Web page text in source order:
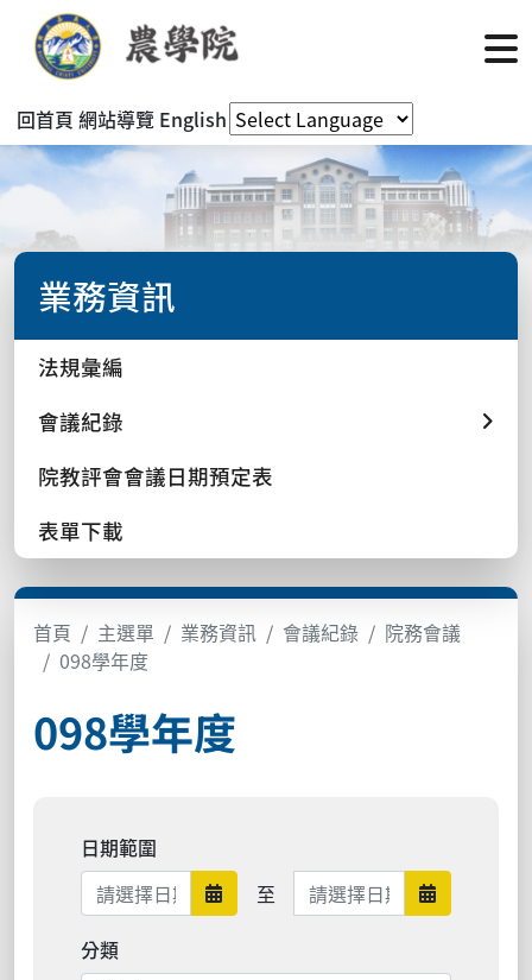
回首頁 網站導覽 English
業務資訊
法規彙編
會議紀錄
院教評會會議日期預定表
表單下載
首頁 主選單 業務資訊 會議紀錄
院務會議
098學年度
098學年度
日期範圍
日期範圍開始
至 日期範圍結束 日期範圍
分類